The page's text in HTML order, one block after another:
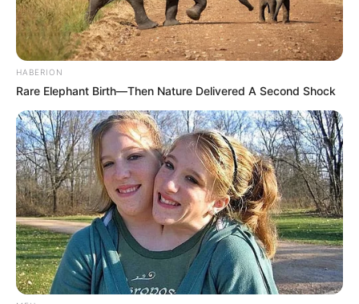
HABERION
Rare Elephant Birth—Then Nature Delivered A Second Shock